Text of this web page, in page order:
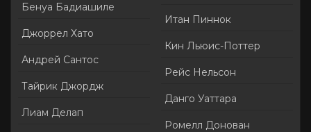
Бенуа Бадиашиле
Джоррел Хато
Андрей Сантос
Тайрик Джордж
Лиам Делап
Итан Пиннок
Кин Льюис-Поттер
Рейс Нельсон
Данго Уаттара
Ромелл Донован